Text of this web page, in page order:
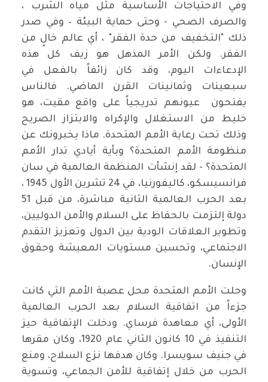
وفي الاحتياجات الأساسية مثل مياه الشرب ،
والصرف الصحي - وحتى حماية البيئة – وفي صدر
ذلك "التخفيف من حدة الفقر" ، أي عالم خالٍ من
الفقر. ولكن الأمر المذهل هو زيف كل هذه
الإدعاءات اليوم، وقد كان زائفاً بالفعل في
سبعينات وثمانينات القرن الماضي. فالناس
يفتحون عيونهم تدريجياً على واقع مقيت، هو
خليط من الاستغلال والإكراه والابتزاز الصريح
وذلك تحت رعاية الأمم المتحدة. ماذا يخبرونك عن
منظومة الأمم المتحدة؟ وبأية أيادي تدار الأمم
المتحدة؟ - لقد إنشأت المنظمة العالمية في سان
فرانسيسكو، كاليفورنيا، في 24 تشرين الأول 1945 ،
بعد الحرب العالمية الثانية مباشرة، من قبل 51
دولة إلتزمت بالحفاظ على السلام والأمن الدوليين،
وتطوير العلاقات الودية بين الدول وتعزيز التقدم
الاجتماعي، وتحسين مستويات المعيشة وحقوق
الإنسان.
وحلت الأمم المتحدة محل عصبة الأمم التي كانت
جزءاً من اتفاقية السلام بعد الحرب العالمية
الأولى، أي معاهدة فرساي. ودخلت الإتفاقية حيز
التنفيذ في 10 كانون الثاني عام 1920، وكان مقرها
في جنيف سويسرا. وكان هدفها نزع السلاح، ومنع
الحرب من خلال إتفاقية للأمن الجماعي، وتسوية